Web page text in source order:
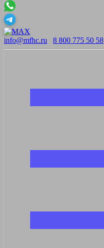
info@mfhc.ru 8 800 775 50 58